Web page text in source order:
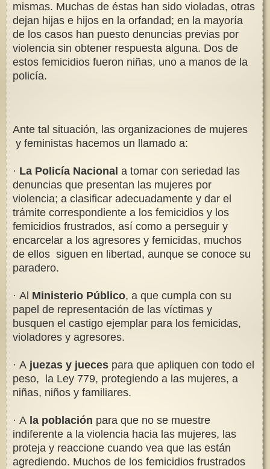
mismas. Muchas de éstas han sido violadas, otras
dejan hijas e hijos en la orfandad; en la mayoría
de los casos han puesto denuncias previas por
violencia sin obtener respuesta alguna. Dos de
estos femicidios fueron niñas, uno a manos de la
policía.
Ante tal situación, las organizaciones de mujeres
y feministas hacemos un llamado a:
· La Policía Nacional a tomar con seriedad las
denuncias que presentan las mujeres por
violencia; a clasificar adecuadamente y dar el
trámite correspondiente a los femicidios y los
femicidios frustrados, así como a perseguir y
encarcelar a los agresores y femicidas, muchos
de ellos siguen en libertad, aunque se conoce su
paradero.
· Al Ministerio Público, a que cumpla con su
papel de representación de las víctimas y
busquen el castigo ejemplar para los femicidas,
violadores y agresores.
· A juezas y jueces para que apliquen con todo el
peso, la Ley 779, protegiendo a las mujeres, a
niñas, niños y familiares.
· A la población para que no se muestre
indiferente a la violencia hacia las mujeres, las
proteja y reaccione cuando vea que las están
agrediendo. Muchos de los femicidios frustrados